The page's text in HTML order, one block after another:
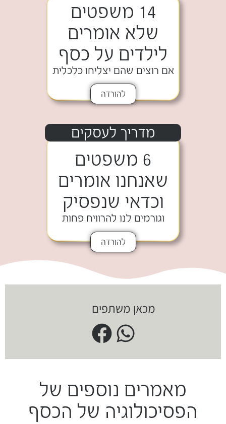
14 משפטים
שלא אומרים
לילדים על כסף
אם רוצים שהם יצליחו כלכלית
להורדה
מדריך לעסקים
6 משפטים
שאנחנו אומרים
וכדאי שנפסיק
וגורמים לנו להרוויח פחות
להורדה
מכאן משתפים
מאמרים נוספים של
הפסיכולוגיה של הכסף